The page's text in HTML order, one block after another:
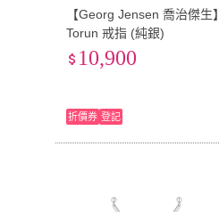
【Georg Jensen 喬治傑生】
Torun 戒指 (純銀)
10,900
折價券 登記